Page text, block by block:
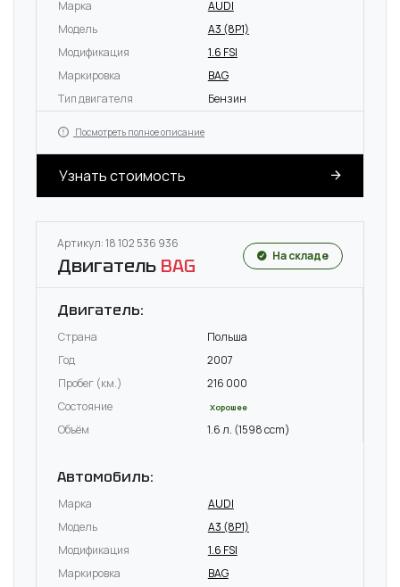
Марка
AUDI
Модель
A3 (8P1)
Модификация
1.6 FSI
Маркировка
BAG
Тип двигателя
Бензин
Посмотреть полное описание
Узнать стоимость
Артикул: 18 102 536 936
Двигатель BAG На складе
Двигатель:
Страна
Польша
Год
2007
Пробег (км.)
216 000
Состояние
Хорошее
Объём 1.6 л. (1598 ccm)
Автомобиль:
Марка
AUDI
Модель
A3 (8P1)
Модификация
1.6 FSI
Маркировка
BAG